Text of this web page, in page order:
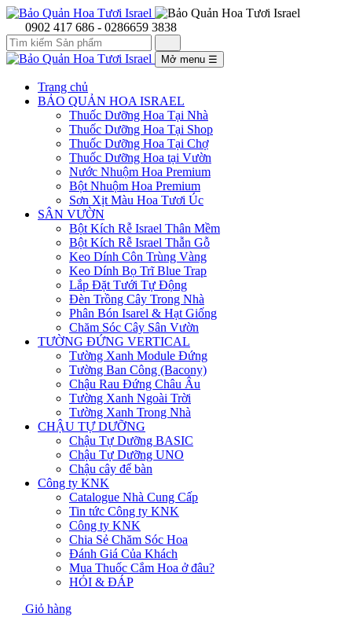
0902 417 686 - 0286659 3838
Mở menu ☰
Trang chủ
BẢO QUẢN HOA ISRAEL
Thuốc Dưỡng Hoa Tại Nhà
Thuốc Dưỡng Hoa Tại Shop
Thuốc Dưỡng Hoa Tại Chợ
Thuốc Dưỡng Hoa tại Vườn
Nước Nhuộm Hoa Premium
Bột Nhuộm Hoa Premium
Sơn Xịt Màu Hoa Tươi Úc
SÂN VƯỜN
Bột Kích Rễ Israel Thân Mềm
Bột Kích Rễ Israel Thẫn Gỗ
Keo Dính Côn Trùng Vàng
Keo Dính Bọ Trĩ Blue Trap
Lắp Đặt Tưới Tự Động
Đèn Trồng Cây Trong Nhà
Phân Bón Isarel & Hạt Giống
Chăm Sóc Cây Sân Vườn
TƯỜNG ĐỨNG VERTICAL
Tường Xanh Module Đứng
Tường Ban Công (Bacony)
Chậu Rau Đứng Châu Âu
Tường Xanh Ngoài Trời
Tường Xanh Trong Nhà
CHẬU TỰ DƯỠNG
Chậu Tự Dưỡng BASIC
Chậu Tự Dưỡng UNO
Chậu cây để bàn
Công ty KNK
Catalogue Nhà Cung Cấp
Tin tức Công ty KNK
Công ty KNK
Chia Sẻ Chăm Sóc Hoa
Đánh Giá Của Khách
Mua Thuốc Cắm Hoa ở đâu?
HỎI & ĐÁP
Giỏ hàng